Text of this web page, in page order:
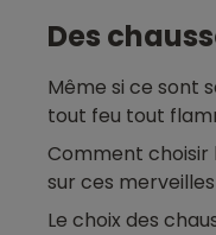
Des
Même si ce sont
tout feu tout
Comment choisir
sur ces
Le choix des